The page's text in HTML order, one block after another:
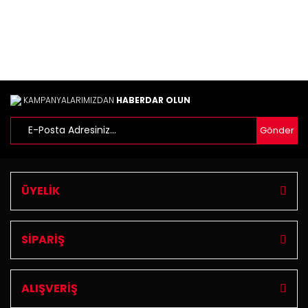
KAMPANYALARIMIZDAN HABERDAR OLUN
Gönder
ÜYELİK
SİPARİŞ
ALIŞVERİŞ